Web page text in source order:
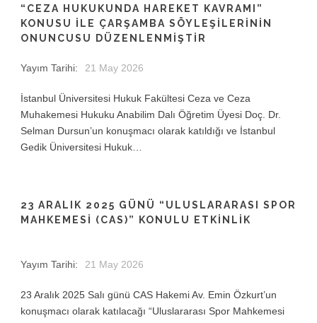
“CEZA HUKUKUNDA HAREKET KAVRAMI”
KONUSU İLE ÇARŞAMBA SÖYLEŞİLERİNİN
ONUNCUSU DÜZENLENMİŞTİR
Yayım Tarihi: 21 May 2026
İstanbul Üniversitesi Hukuk Fakültesi Ceza ve Ceza
Muhakemesi Hukuku Anabilim Dalı Öğretim Üyesi Doç. Dr.
Selman Dursun’un konuşmacı olarak katıldığı ve İstanbul
Gedik Üniversitesi Hukuk…
23 ARALIK 2025 GÜNÜ “ULUSLARARASI SPOR
MAHKEMESİ (CAS)” KONULU ETKİNLİK
Yayım Tarihi: 21 May 2026
23 Aralık 2025 Salı günü CAS Hakemi Av. Emin Özkurt’un
konuşmacı olarak katılacağı “Uluslararası Spor Mahkemesi